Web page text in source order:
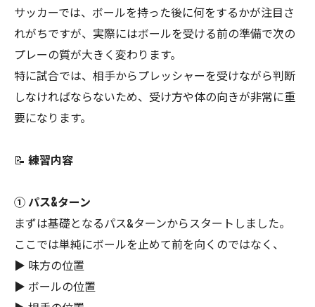
サッカーでは、ボールを持った後に何をするかが注目さ
れがちですが、実際にはボールを受ける前の準備で次の
プレーの質が大きく変わります。
特に試合では、相手からプレッシャーを受けながら判断
しなければならないため、受け方や体の向きが非常に重
要になります。
📝 練習内容
① パス&ターン
まずは基礎となるパス&ターンからスタートしました。
ここでは単純にボールを止めて前を向くのではなく、
▶ 味方の位置
▶ ボールの位置